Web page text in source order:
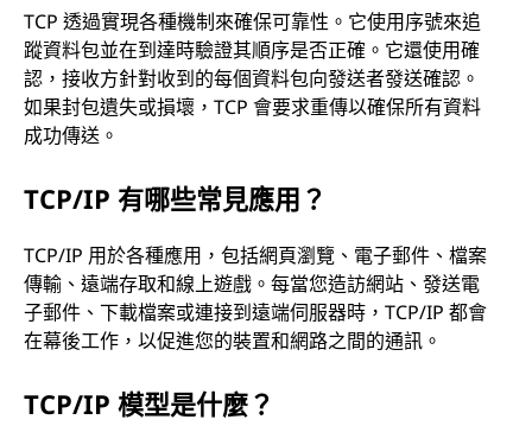
TCP 透過實現各種機制來確保可靠性。它使用序號來追
蹤資料包並在到達時驗證其順序是否正確。它還使用確
認，接收方針對收到的每個資料包向發送者發送確認。
如果封包遺失或損壞，TCP 會要求重傳以確保所有資料
成功傳送。
TCP/IP 有哪些常見應用？
TCP/IP 用於各種應用，包括網頁瀏覽、電子郵件、檔案
傳輸、遠端存取和線上遊戲。每當您造訪網站、發送電
子郵件、下載檔案或連接到遠端伺服器時，TCP/IP 都會
在幕後工作，以促進您的裝置和網路之間的通訊。
TCP/IP 模型是什麼？